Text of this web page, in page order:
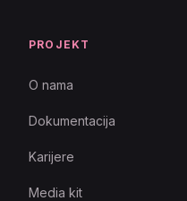
PROJEKT
O nama
Dokumentacija
Karijere
Media kit